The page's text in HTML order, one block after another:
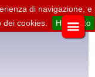
di navigazione,
cookies.
Ho capito